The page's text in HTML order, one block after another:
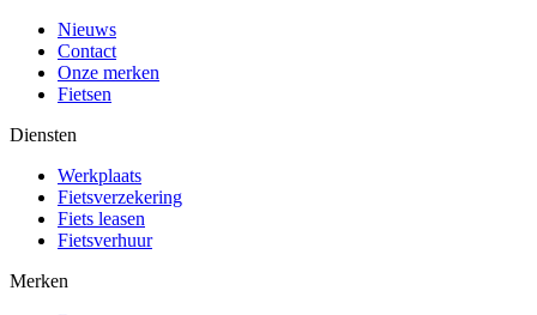
Nieuws
Contact
Onze merken
Fietsen
Diensten
Werkplaats
Fietsverzekering
Fiets leasen
Fietsverhuur
Merken